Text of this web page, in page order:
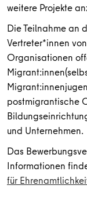
weitere Projekte
Die Teilnahme an
Vertreter*innen
Organisationen
postmigrantische
und Unternehmen.
Das
Informationen
für